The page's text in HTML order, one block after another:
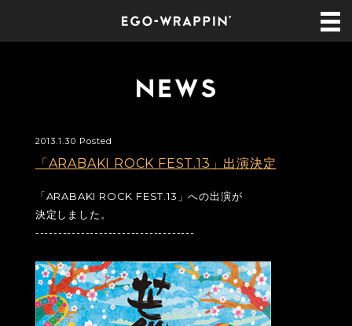
2013.1.30 Posted
「ARABAKI ROCK FEST.13」出演決定
「ARABAKI ROCK FEST.13」への出演が
決定しました。
-----------------------------------